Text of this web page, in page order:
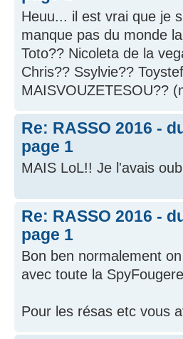
Heuu... il est vrai que je
manque pas du monde
Toto?? Nicoleta de la
Chris?? Ssylvie??
MAISVOUZETESOU??
Re: RASSO 2016 -
page 1
MAIS LoL!! Je l'avais
Re: RASSO 2016 -
page 1
Bon ben normalement
avec toute la
Pour les résas etc vous